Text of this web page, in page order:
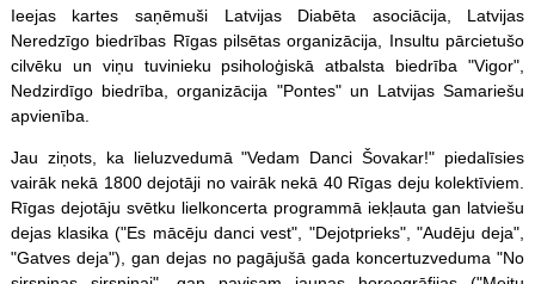
Ieejas kartes saņēmuši Latvijas Diabēta asociācija, Latvijas
Neredzīgo biedrības Rīgas pilsētas organizācija, Insultu pārcietušo
cilvēku un viņu tuvinieku psiholoģiskā atbalsta biedrība "Vigor",
Nedzirdīgo biedrība, organizācija "Pontes" un Latvijas Samariešu
apvienība.
Jau ziņots, ka lieluzvedumā "Vedam Danci Šovakar!" piedalīsies
vairāk nekā 1800 dejotāji no vairāk nekā 40 Rīgas deju kolektīviem.
Rīgas dejotāju svētku lielkoncerta programmā iekļauta gan latviešu
dejas klasika ("Es mācēju danci vest", "Dejotprieks", "Audēju deja",
"Gatves deja"), gan dejas no pagājušā gada koncertuzveduma "No